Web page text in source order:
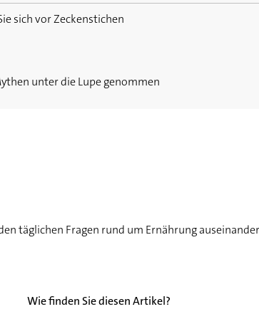
sich vor Zeckenstichen
unter die Lupe genommen
täglichen Fragen rund um Ernährung
Wie finden Sie diesen Artikel?